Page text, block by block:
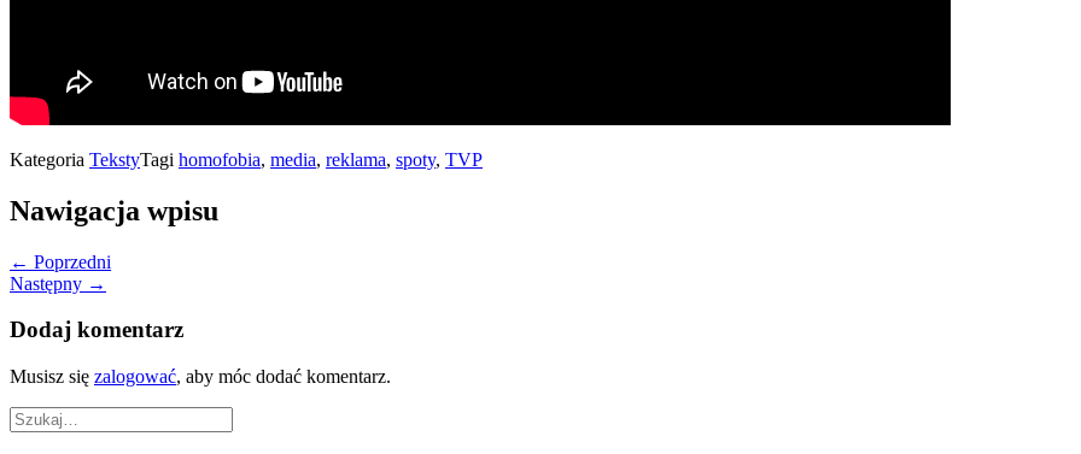
Kategoria TekstyTagi homofobia, media, reklama, spoty, TVP
Nawigacja wpisu
← Poprzedni
Następny →
Dodaj komentarz
Musisz się zalogować, aby móc dodać komentarz.